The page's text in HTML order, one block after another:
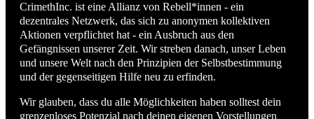
CrimethInc. ist eine Allianz von Rebell*innen - ein
dezentrales Netzwerk, das sich zu anonymen kollektiven
Aktionen verpflichtet hat - ein Ausbruch aus den
Gefängnissen unserer Zeit. Wir streben danach, unser Leben
und unsere Welt nach den Prinzipien der Selbstbestimmung
und der gegenseitigen Hilfe neu zu erfinden.
Wir glauben, dass du alle Möglichkeiten haben solltest dein
grenzenloses Potenzial nach deinen eigenen Vorstellungen